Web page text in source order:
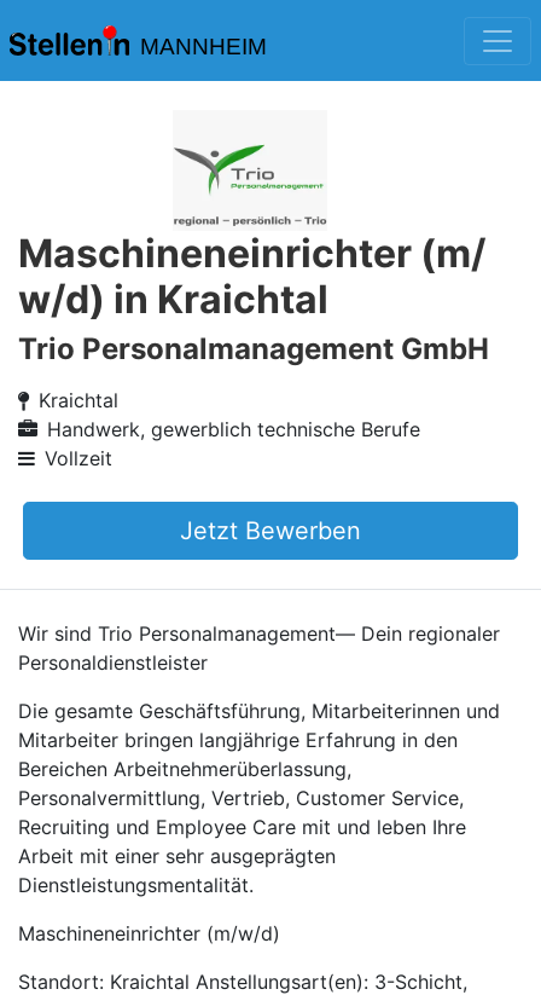
MANNHEIM
Maschineneinrichter (m/
w/d) in Kraichtal
Trio Personalmanagement GmbH
Kraichtal
Handwerk, gewerblich technische Berufe
Vollzeit
Jetzt Bewerben
Wir sind Trio Personalmanagement— Dein regionaler
Personaldienstleister
Die gesamte Geschäftsführung, Mitarbeiterinnen und
Mitarbeiter bringen langjährige Erfahrung in den
Bereichen Arbeitnehmerüberlassung,
Personalvermittlung, Vertrieb, Customer Service,
Recruiting und Employee Care mit und leben Ihre
Arbeit mit einer sehr ausgeprägten
Dienstleistungsmentalität.
Maschineneinrichter (m/w/d)
Standort: Kraichtal Anstellungsart(en): 3-Schicht,